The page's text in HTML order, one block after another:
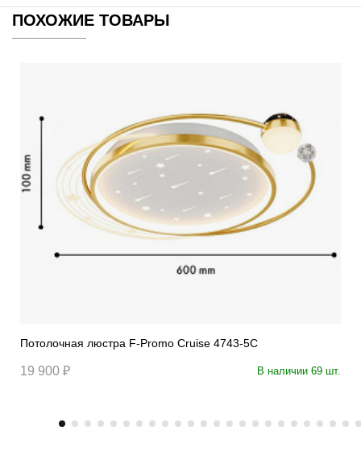
ПОХОЖИЕ ТОВАРЫ
Потолочная люстра F-Promo Cruise 4743-5C
19 900 ₽ В наличии 69 шт.